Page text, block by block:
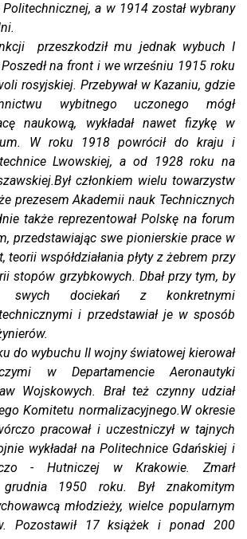
Politechnicznej, a w 1914 został wybrany
przeszkodził mu jednak wybuch I
na front i we wrześniu 1915 roku
rosyjskiej. Przebywał w Kazaniu, gdzie
wybitnego uczonego mógł
naukową, wykładał nawet fizykę w
W roku 1918 powrócił do kraju i
Lwowskiej, a od 1928 roku na
członkiem wielu towarzystw
prezesem Akademii nauk Technicznych
także reprezentował Polskę na forum
przedstawiając swe pionierskie prace w
teorii współdziałania płyty z żebrem przy
stopów grzybkowych. Dbał przy tym, by
swych dociekań z konkretnymi
i przedstawiał je w sposób
wybuchu II wojny światowej kierował
w Departamencie Aeronautyki
Wojskowych. Brał też czynny udział
Komitetu normalizacyjnego.W okresie
pracował i uczestniczył w tajnych
wykładał na Politechnice Gdańskiej i
- Hutniczej w Krakowie. Zmarł
1950 roku. Był znakomitym
młodzieży, wielce popularnym
Pozostawił 17 książek i ponad 200